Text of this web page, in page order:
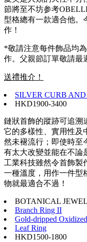
節將至不坊参考
型格總有一款適合他。
作！
*敬請注意每件飾品均
作。父親節訂單敬請最
送禮推介！
SILVER CURB
HKD1900-3400
鏈狀首飾的蹤跡可追溯
它的多樣性、實用性及
然未褪流行；即使時至
有太大改變並能在不論
工業科技雖然令首飾製
一種溫度，用作一件型
物就最適合不過！
BOTANICAL
Branch Ring II
Gold-dripped
Leaf Ring
HKD1500-1800